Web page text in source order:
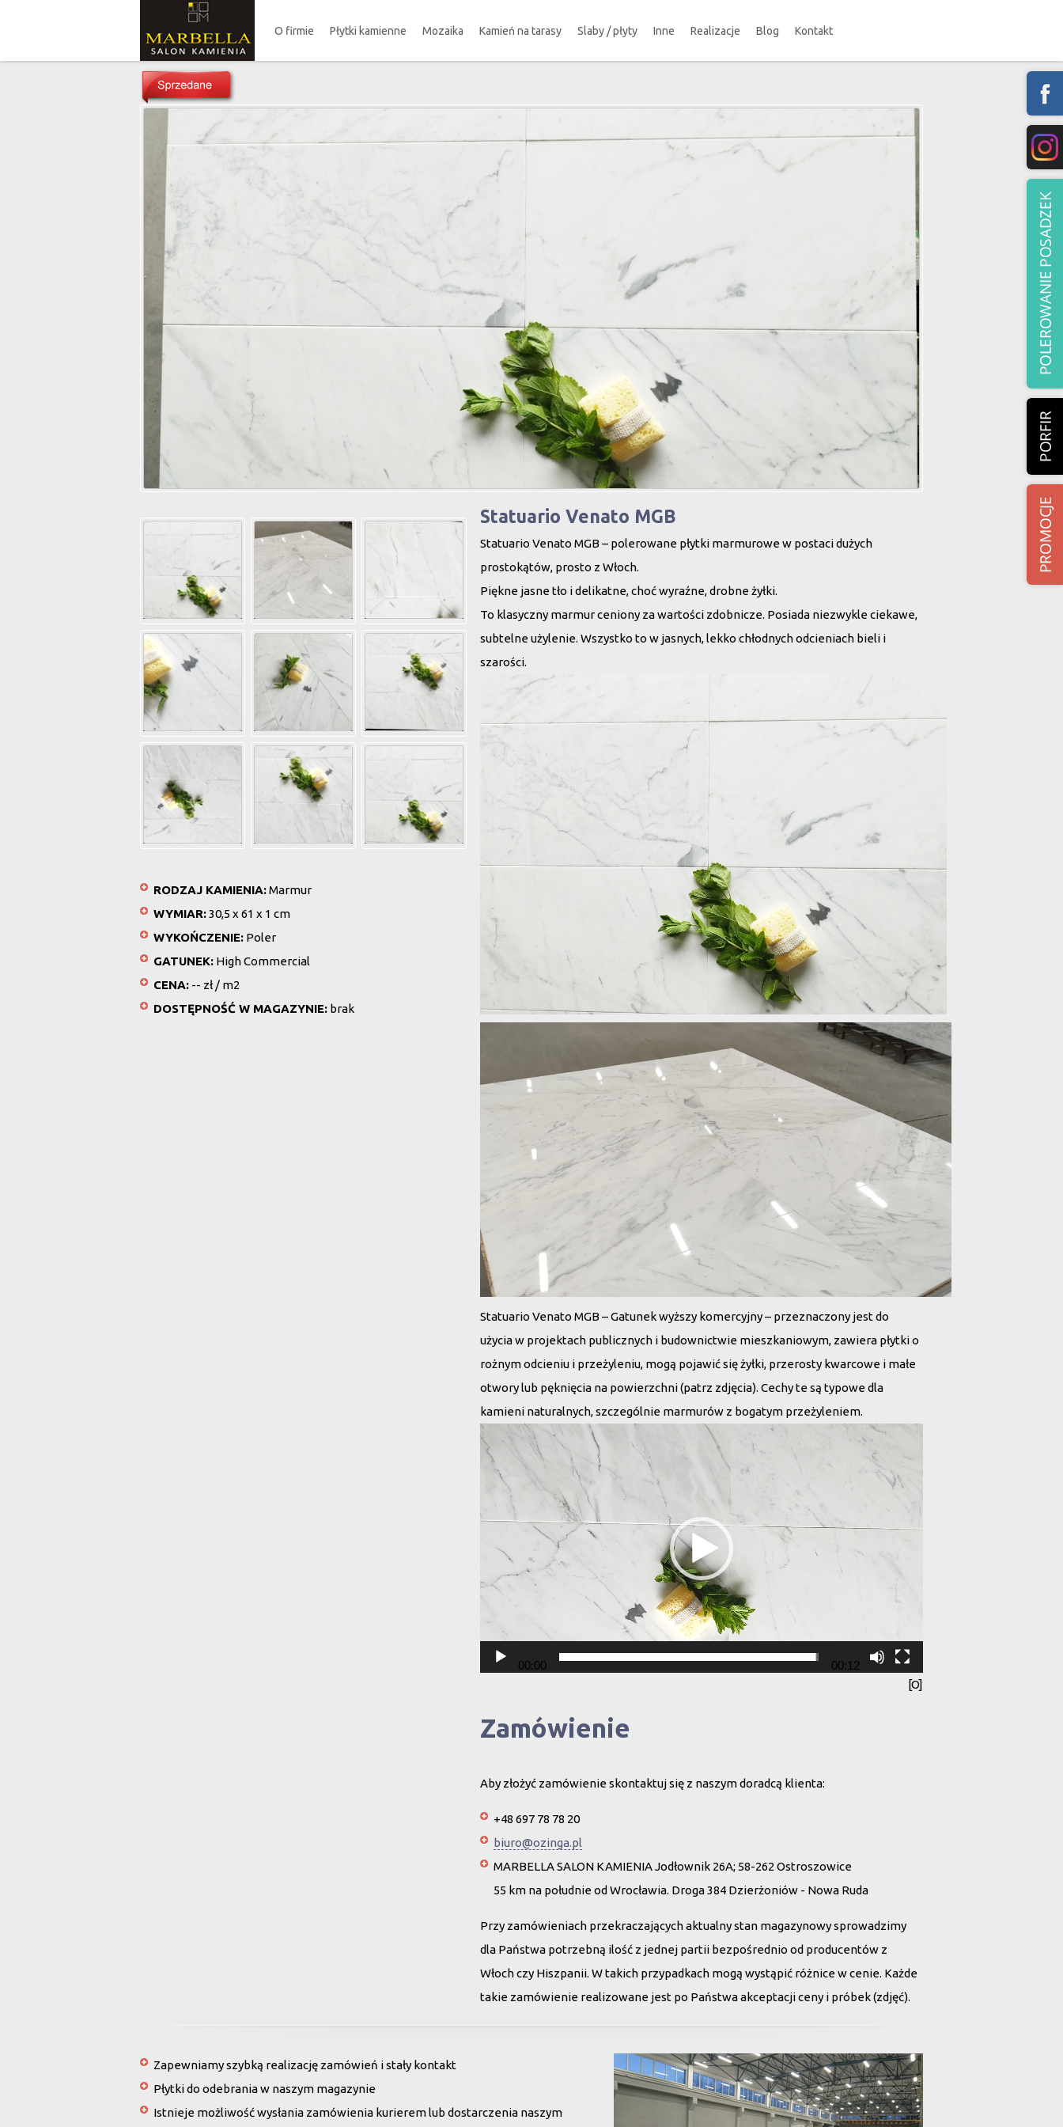
O firmie Płytki kamienne Mozaika Kamień na tarasy Slaby / płyty Inne Realizacje Blog Kontakt
RODZAJ KAMIENIA:Marmur
WYMIAR:30,5 x 61 x 1 cm
WYKOŃCZENIE: Poler
GATUNEK: High Commercial
CENA: -- zł / m2
DOSTĘPNOŚĆ W MAGAZYNIE: brak
Statuario Venato MGB
Statuario Venato MGB – polerowane płytki marmurowe w postaci dużych
prostokątów, prosto z Włoch.
Piękne jasne tło i delikatne, choć wyraźne, drobne żyłki.
To klasyczny marmur ceniony za wartości zdobnicze. Posiada niezwykle ciekawe,
subtelne użylenie. Wszystko to w jasnych, lekko chłodnych odcieniach bieli i
szarości.
Statuario Venato MGB – Gatunek wyższy komercyjny – przeznaczony jest do
użycia w projektach publicznych i budownictwie mieszkaniowym, zawiera płytki o
rożnym odcieniu i przeżyleniu, mogą pojawić się żyłki, przerosty kwarcowe i małe
otwory lub pęknięcia na powierzchni (patrz zdjęcia). Cechy te są typowe dla
kamieni naturalnych, szczególnie marmurów z bogatym przeżyleniem.
Odtwarzacz
video
00:00
00:12
[O]
Zamówienie
Aby złożyć zamówienie skontaktuj się z naszym doradcą klienta:
+48 697 78 78 20
biuro@ozinga.pl
MARBELLA SALON KAMIENIA Jodłownik 26A; 58-262 Ostroszowice
55 km na południe od Wrocławia. Droga 384 Dzierżoniów - Nowa Ruda
Przy zamówieniach przekraczających aktualny stan magazynowy sprowadzimy
dla Państwa potrzebną ilość z jednej partii bezpośrednio od producentów z
Włoch czy Hiszpanii. W takich przypadkach mogą wystąpić różnice w cenie. Każde
takie zamówienie realizowane jest po Państwa akceptacji ceny i próbek (zdjęć).
Zapewniamy szybką realizację zamówień i stały kontakt
Płytki do odebrania w naszym magazynie
Istnieje możliwość wysłania zamówienia kurierem lub dostarczenia naszym